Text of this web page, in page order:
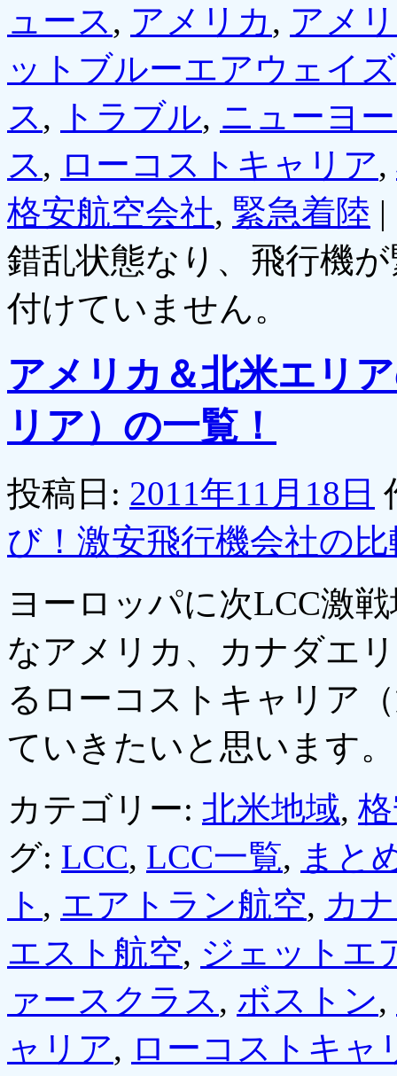
ュース , アメリカ , アメ
ットブルーエアウェイズ
ス , トラブル, ニューヨ
ス , ローコストキャリア,
格安航空会社, 緊急着陸 |
錯乱状態なり、飛行機
付けていません。
アメリカ＆北米エリ
リア）の一覧！
投稿日: 2011年11月18日
び！激安飛行機会社の
ヨーロッパに次LCC激
なアメリカ、カナダエ
るローコストキャリア
ていきたいと思います
カテゴリー: 北米地域,
グ: LCC, LCC一覧, まと
ト , エアトラン航空, カ
エスト航空, ジェットエ
ァースクラス, ボストン,
ャリア, ローコストキャ